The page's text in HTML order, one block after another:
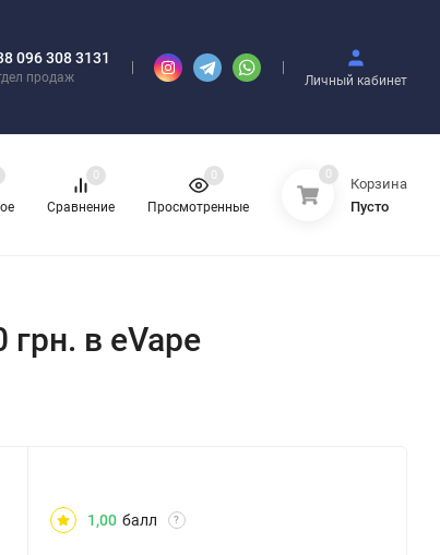
096 308 3131
продаж Личный кабинет
Сравнение
0
Просмотренные
0 0
Корзина
Пусто
грн. в eVape
1,00 балл ?